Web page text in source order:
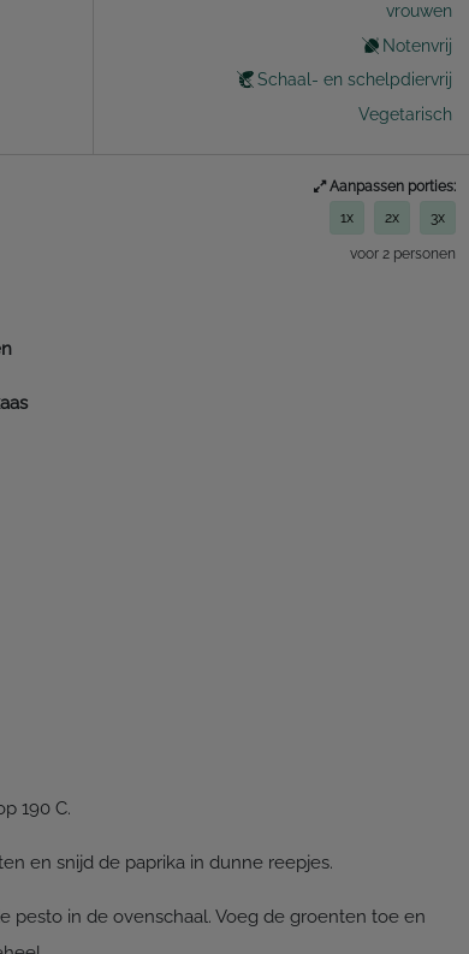
vrouwen
Notenvrij
Schaal- en schelpdiervrij
Vegetarisch
Aanpassen porties:
1x 2x 3x
voor 2 personen
190 C.
en snijd de paprika in dunne reepjes.
pesto in de ovenschaal. Voeg de groenten toe en